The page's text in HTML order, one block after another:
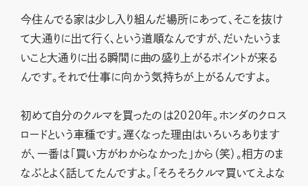
今住んでる家は少し入り組んだ場所にあって、そこを抜け
て大通りに出て行く、という道順なんですが、だいたいうま
いこと大通りに出る瞬間に曲の盛り上がるポイントが来る
んです。それで仕事に向かう気持ちが上がるんですよ。
初めて自分のクルマを買ったのは2020年。ホンダのクロス
ロードという車種です。遅くなった理由はいろいろあります
が、一番は「買い方がわからなかった」から（笑）。相方のま
なぶとよく話してたんですよ。「そろそろクルマ買いてえよな